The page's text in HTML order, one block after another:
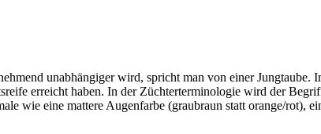
unabhängiger wird, spricht man von einer
erreicht haben. In der Züchterterminologie wird der
wie eine mattere Augenfarbe (graubraun statt orange/rot),